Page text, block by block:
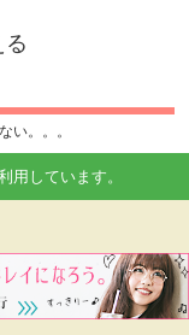
い。。。
用しています。